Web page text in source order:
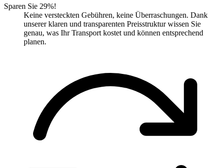
Sparen Sie 29%!
Keine versteckten Gebühren, keine Überraschungen. Dank
unserer klaren und transparenten Preisstruktur wissen Sie
genau, was Ihr Transport kostet und können entsprechend
planen.